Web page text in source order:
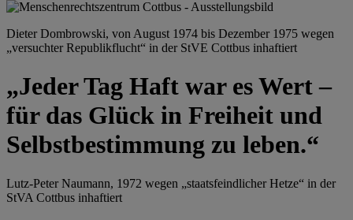
Dieter Dombrowski, von August 1974 bis Dezember 1975 wegen
„versuchter Republikflucht“ in der StVE Cottbus inhaftiert
„Jeder Tag Haft war es Wert –
für das Glück in Freiheit und
Selbstbestimmung zu leben.“
Lutz-Peter Naumann, 1972 wegen „staatsfeindlicher Hetze“ in der
StVA Cottbus inhaftiert